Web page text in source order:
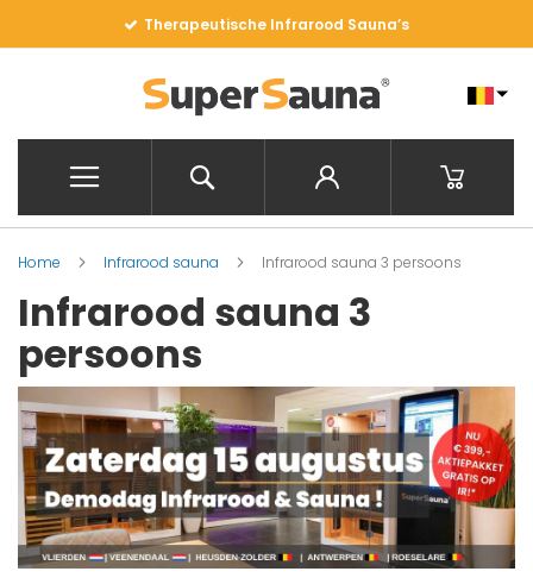
Therapeutische Infrarood Sauna’s
Home Infrarood sauna Infrarood sauna 3 persoons
Infrarood sauna 3
persoons